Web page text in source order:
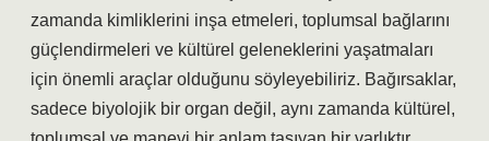
zamanda kimliklerini inşa etmeleri, toplumsal bağlarını
güçlendirmeleri ve kültürel geleneklerini yaşatmaları
için önemli araçlar olduğunu söyleyebiliriz. Bağırsaklar,
sadece biyolojik bir organ değil, aynı zamanda kültürel,